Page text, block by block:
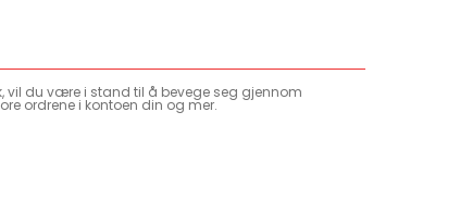
vil du være i stand til å bevege seg gjennom
ordrene i kontoen din og mer.